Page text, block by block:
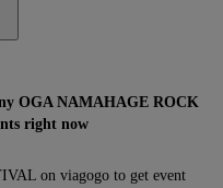
OGA NAMAHAGE ROCK
right now
on viagogo to get event